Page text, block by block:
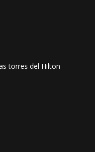
torres del Hilton